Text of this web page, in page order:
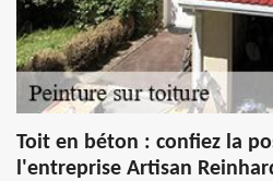
Toit en béton : confiez la
l'entreprise Artisan